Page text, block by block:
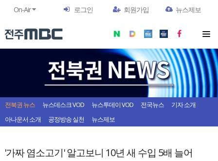
On-Air 로그인 회원가입 뉴스제보
전북권 뉴스 뉴스데스크 VOD 뉴스투데이 VOD 전국뉴스
기자 소개
아나운서 소개
공정방송 실천 뉴스제보
'가짜 염소고기' 알고보니 10년 새 수입 5배 늘어